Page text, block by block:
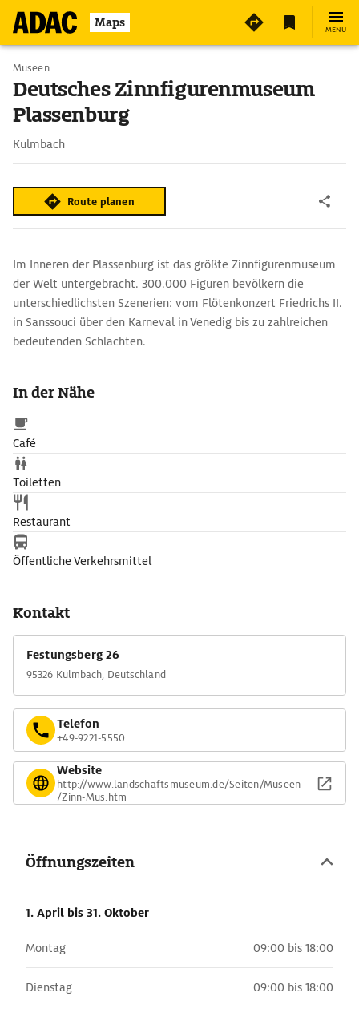
Maps MENÜ
Museen
Deutsches Zinnfigurenmuseum
Plassenburg
Kulmbach
Route planen
Im Inneren der Plassenburg ist das größte Zinnfigurenmuseum
der Welt untergebracht. 300.000 Figuren bevölkern die
unterschiedlichsten Szenerien: vom Flötenkonzert Friedrichs II.
in Sanssouci über den Karneval in Venedig bis zu zahlreichen
bedeutenden Schlachten.
In der Nähe
Café
Toiletten
Restaurant
Öffentliche Verkehrsmittel
Kontakt
Festungsberg 26
95326 Kulmbach, Deutschland
Telefon
+49-9221-5550
Website
http://www.landschaftsmuseum.de/Seiten/Museen
/Zinn-Mus.htm
Öffnungszeiten
1. April bis 31. Oktober
Montag 09:00 bis 18:00
Dienstag 09:00 bis 18:00